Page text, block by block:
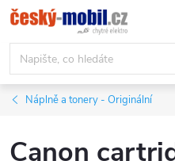
Přejít
na
obsah
Náplně a tonery - Originální
Canon